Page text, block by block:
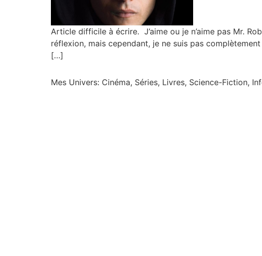
Article difficile à écrire. J’aime ou je n’aime pas Mr.
réflexion, mais cependant, je ne suis pas
[…]
Mes Univers: Cinéma, Séries, Livres, Science-Fiction,